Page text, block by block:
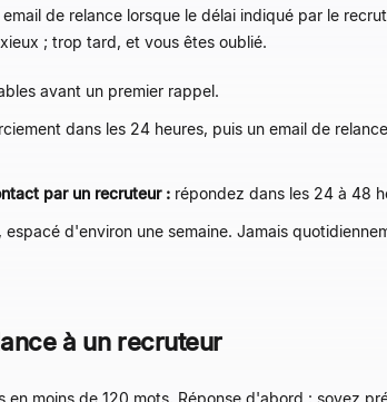
de relance lorsque le délai indiqué par le
; trop tard, et vous êtes oublié.
avant un premier rappel.
dans les 24 heures, puis un email de
par un recruteur : répondez dans les 24 à 48
d'environ une semaine. Jamais
à un recruteur
moins de 120 mots. Réponse d'abord : soyez